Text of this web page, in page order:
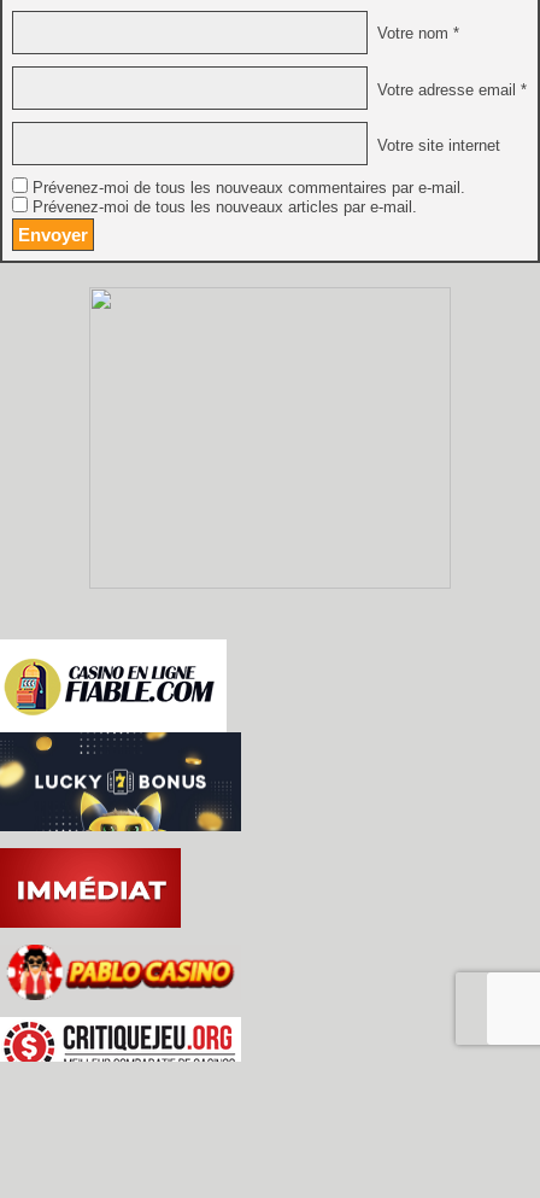
Votre nom *
Votre adresse email *
Votre site internet
Prévenez-moi de tous les nouveaux commentaires par e-mail.
Prévenez-moi de tous les nouveaux articles par e-mail.